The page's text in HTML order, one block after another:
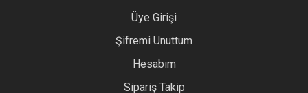
Üye Girişi
Şifremi Unuttum
Hesabım
Sipariş Takip